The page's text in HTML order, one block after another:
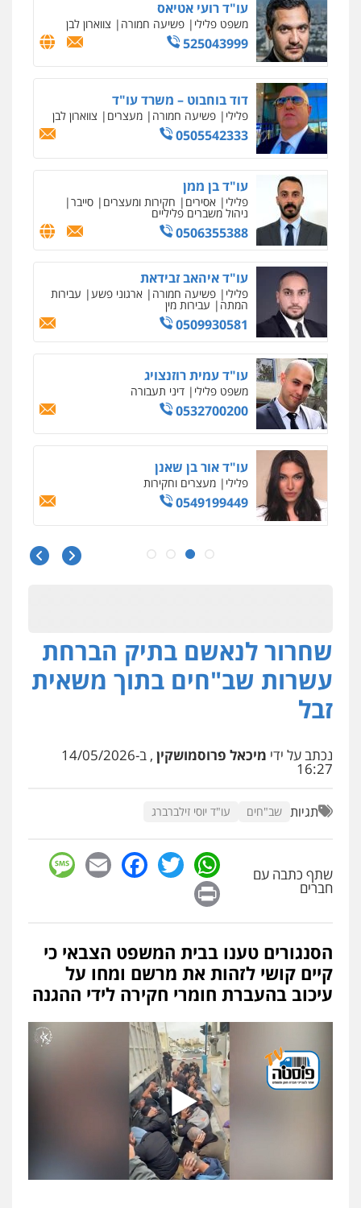
עו"ד רועי אטיאס
משפט פלילי פשיעה חמורה צווארון לבן
525043999
דוד בוחבוט – משרד עו"ד
פלילי פשיעה חמורה מעצרים צווארון לבן
0505542333
עו"ד בן ממן
פלילי אסירים חקירות ומעצרים סייבר
ניהול משברים פליליים
0506355388
עו"ד איהאב זבידאת
פלילי פשיעה חמורה ארגוני פשע עבירות
המתה עבירות מין
0509930581
עו"ד עמית רוזנצויג
משפט פלילי דיני תעבורה
0532700200
עו"ד אור בן שאנן
פלילי מעצרים וחקירות
0549199449
עו"ד אמיר נאטור
עו"ד פאדי זועבי
פלילי פשיעה חמורה סמים עורכי דין לענייני
אסירים תעבורה
0506984757
פשיעה חמורה כלכלי פלילי מעצרים
וחקירות עורכי דין לענייני אסירים
רישום פלילי
0503366733
וחקירות
0523602602
עו"ד זקי אלעברה
פלילי פשיעה חמורה עורכי דין לענייני אסירים
0559600005
עו"ד עינב יתח
פלילי פשיעה חמורה עורכי דין לענייני
אסירים צבאי
0546364651
שחרור לנאשם בתיק הברחת
עשרות שב"חים בתוך משאית
זבל
נכתב על ידי מיכאל פרוסמושקין , ב-14/05/2026
16:27
תגיות שב"חים עו"ד יוסי זילברברג
שתף כתבה עם
חברים
WhatsApp
Twitter
Facebook
Email
הסנגורים טענו בבית המשפט הצבאי כי
קיים קושי לזהות את מרשם ומחו על
עיכוב בהעברת חומרי חקירה לידי ההגנה